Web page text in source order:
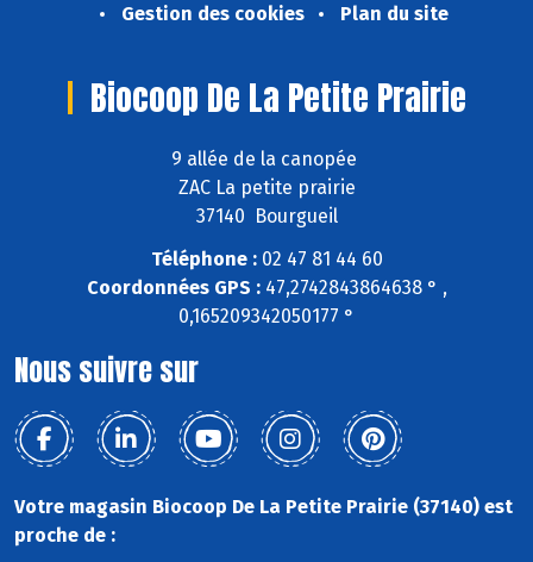
Gestion des cookies
Plan du site
Biocoop De La Petite Prairie
9 allée de la canopée
ZAC La petite prairie
37140 Bourgueil
Téléphone :02 47 81 44 60
Coordonnées GPS :47,2742843864638 ° ,
0,165209342050177 °
Nous suivre sur
Votre magasin Biocoop De La Petite Prairie (37140) est
proche de :